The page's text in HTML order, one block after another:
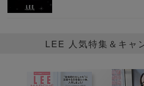
LEE 人気特集＆キャ